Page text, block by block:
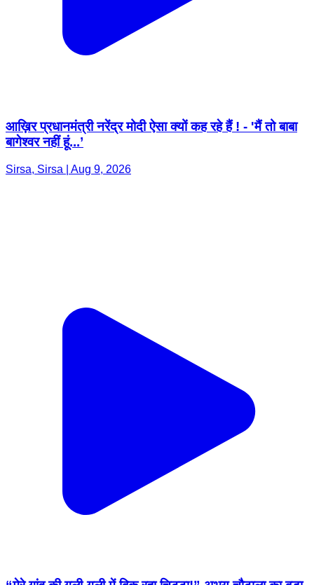
आख़िर प्रधानमंत्री नरेंद्र मोदी ऐसा क्यों कह रहे हैं ! - 'मैं तो बाबा
“मेरे गांव की गली-गली में बिक रहा चिट्टा!” अभय चौटाला का बड़ा
बयान, SP डबवाली ने पूछा—‘आपका गांव कौन सा है?’
#BreakingNews #BedhadakHaryanaNews